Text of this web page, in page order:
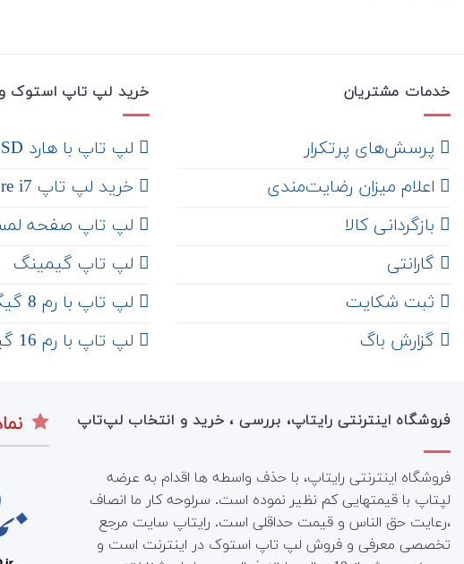
خدمات مشتریان
‌ پرسش‌های پرتکرار
اعلام میزان رضایت‌مندی
‌ بازگردانی کالا
گارانتی
ثبت شکایت
‌ گزارش باگ
خرید لپ تاپ استوک
لپ تاپ با هارد SSD
خرید لپ تاپ Core i7
لپ تاپ صفحه
لپ تاپ گیمینگ
لپ تاپ با رم 8 گیگ
لپ تاپ با رم 16 گیگ
فروشگاه اینترنتی رایتاپ، بررسی ، خرید و انتخاب لپ‌تاپ
فروشگاه اینترنتی رایتاپ، با حذف واسطه ها اقدام به عرضه
لپتاپ با قیمتهایی کم نظیر نموده است. سرلوحه کار ما انصاف
،رعایت حق الناس و قیمت حداقلی است. رایتاپ سایت مرجع
تخصصی معرفی و فروش لپ تاپ استوک در اینترنت است و